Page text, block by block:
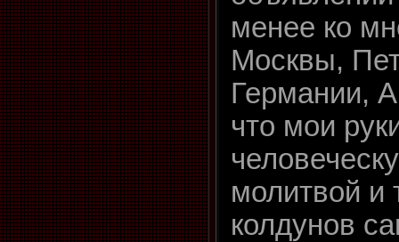
менее ко
Москвы,
Германии,
что мои
молитвой и
колдунов